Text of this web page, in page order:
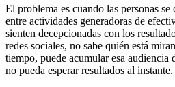
El problema es cuando las personas
entre actividades generadoras de
sienten decepcionadas con los
redes sociales, no sabe quién está
tiempo, puede acumular esa audiencia
no pueda esperar resultados al instante.